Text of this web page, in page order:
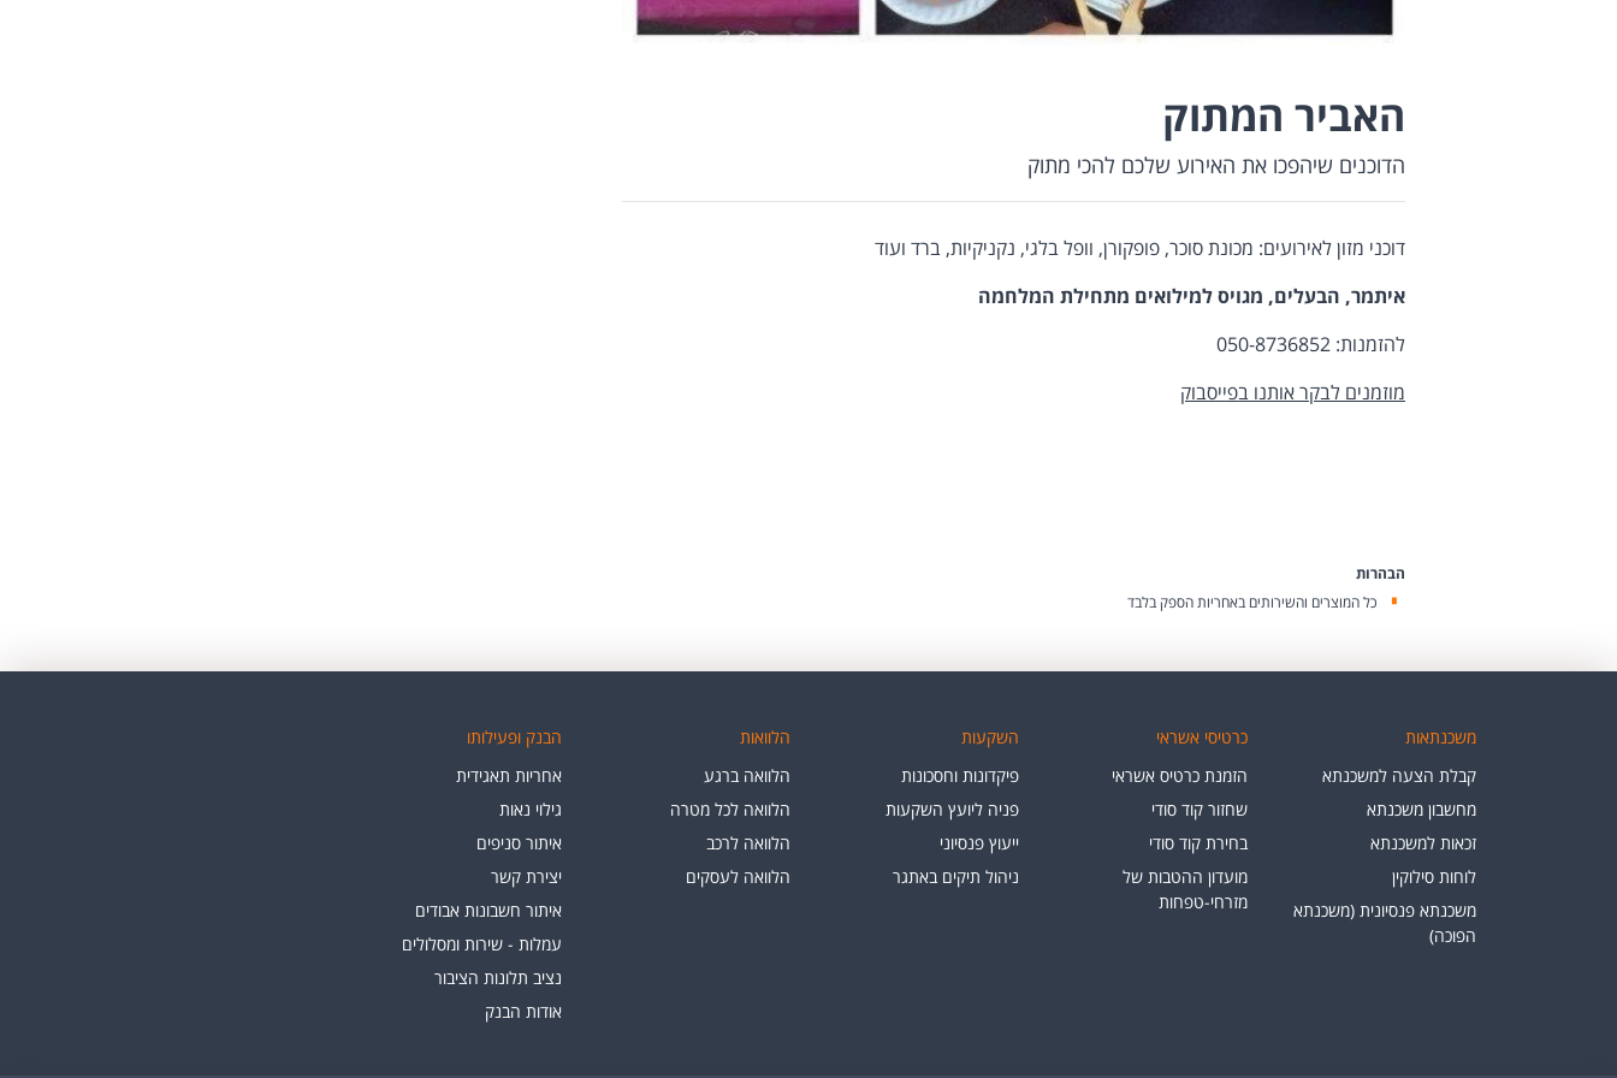
האביר המתוק
הדוכנים שיהפכו את האירוע שלכם להכי מתוק
דוכני מזון לאירועים: מכונת סוכר, פופקורן, וופל בלגי, נקניקיות, ברד ועוד
איתמר, הבעלים, מגויס למילואים מתחילת המלחמה
להזמנות: 050-8736852
מוזמנים לבקר אותנו בפייסבוק
הבהרות
כל המוצרים והשירותים באחריות הספק בלבד
משכנתאות
קבלת הצעה למשכנתא
מחשבון משכנתא
זכאות למשכנתא
לוחות סילוקין
משכנתא פנסיונית (משכנתא
הפוכה)
כרטיסי אשראי
הזמנת כרטיס אשראי
שחזור קוד סודי
בחירת קוד סודי
מועדון ההטבות של
מזרחי-טפחות
השקעות
פיקדונות וחסכונות
פניה ליועץ השקעות
ייעוץ פנסיוני
ניהול תיקים באתגר
הלוואות
הלוואה ברגע
הלוואה לכל מטרה
הלוואה לרכב
הלוואה לעסקים
הבנק ופעילותו
אחריות תאגידית
גילוי נאות
איתור סניפים
יצירת קשר
איתור חשבונות אבודים
עמלות - שירות ומסלולים
נציב תלונות הציבור
אודות הבנק